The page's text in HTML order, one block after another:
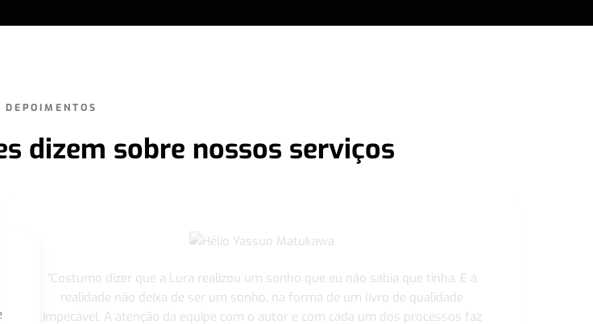
DEPOIMENTOS
dizem sobre nossos serviços
"Costumo dizer que a Lura realizou um sonho que eu não sabia que tinha. E a
realidade não deixa de ser um sonho, na forma de um livro de qualidade
impecável. A atenção da equipe com o autor e com cada um dos processos faz